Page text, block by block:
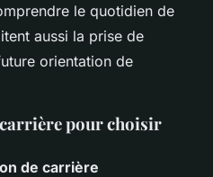
le quotidien de
aussi la prise de
orientation de
carrière pour choisir
de carrière